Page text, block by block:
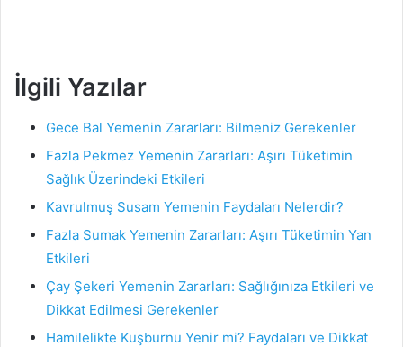
İlgili Yazılar
Gece Bal Yemenin Zararları: Bilmeniz Gerekenler
Fazla Pekmez Yemenin Zararları: Aşırı Tüketimin
Sağlık Üzerindeki Etkileri
Kavrulmuş Susam Yemenin Faydaları Nelerdir?
Fazla Sumak Yemenin Zararları: Aşırı Tüketimin Yan
Etkileri
Çay Şekeri Yemenin Zararları: Sağlığınıza Etkileri ve
Dikkat Edilmesi Gerekenler
Hamilelikte Kuşburnu Yenir mi? Faydaları ve Dikkat